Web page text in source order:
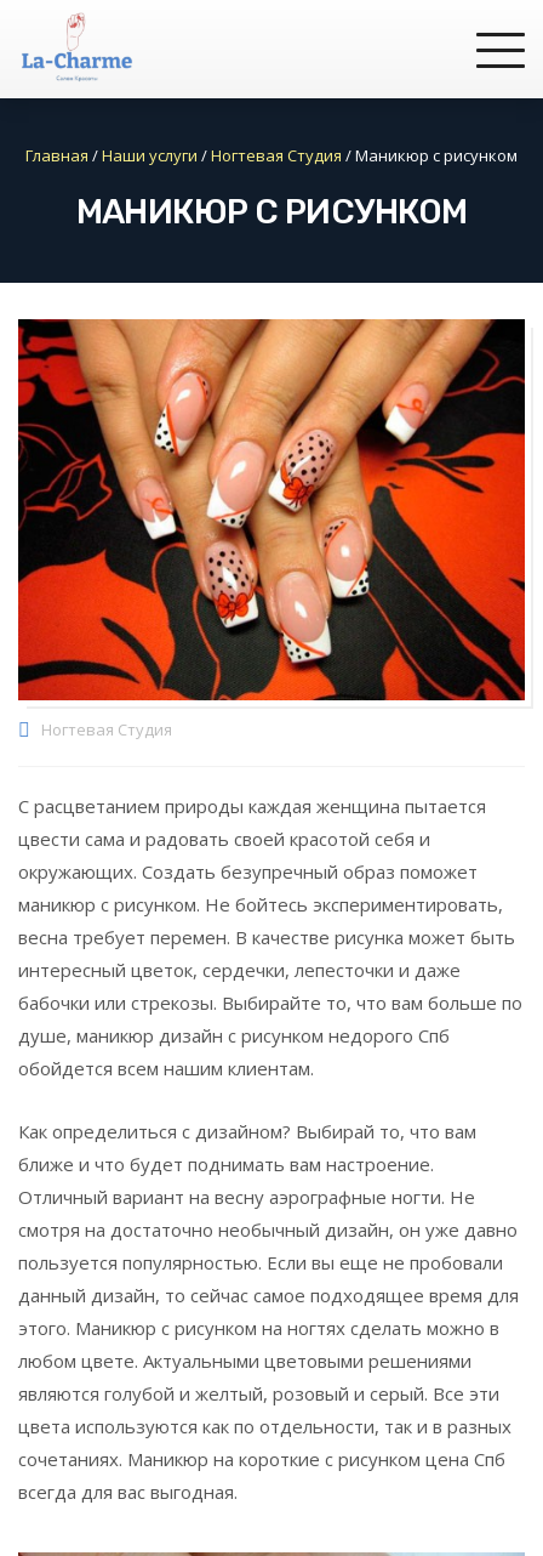
Главная /Наши услуги /Ногтевая Студия /Маникюр с рисунком
МАНИКЮР С РИСУНКОМ
Ногтевая Студия
С расцветанием природы каждая женщина пытается
цвести сама и радовать своей красотой себя и
окружающих. Создать безупречный образ поможет
маникюр с рисунком. Не бойтесь экспериментировать,
весна требует перемен. В качестве рисунка может быть
интересный цветок, сердечки, лепесточки и даже
бабочки или стрекозы. Выбирайте то, что вам больше по
душе, маникюр дизайн с рисунком недорого Спб
обойдется всем нашим клиентам.
Как определиться с дизайном? Выбирай то, что вам
ближе и что будет поднимать вам настроение.
Отличный вариант на весну аэрографные ногти. Не
смотря на достаточно необычный дизайн, он уже давно
пользуется популярностью. Если вы еще не пробовали
данный дизайн, то сейчас самое подходящее время для
этого. Маникюр с рисунком на ногтях сделать можно в
любом цвете. Актуальными цветовыми решениями
являются голубой и желтый, розовый и серый. Все эти
цвета используются как по отдельности, так и в разных
сочетаниях. Маникюр на короткие с рисунком цена Спб
всегда для вас выгодная.